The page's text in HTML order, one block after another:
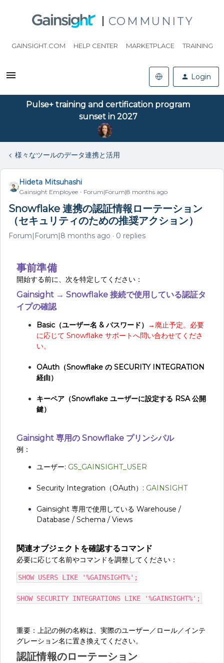
COMMUNITY
GAINSIGHT.COM HELP CENTER MARKETPLACE TRAINING
Login
Pulse+ training and certification program
sunset in 2027
様々なツールのデータ連携と活用
Hideta Mitsuhashi
Gainsight Employee Forum|Forum|8 months ago
Snowflake 連携の認証情報ローテーション
（セキュリティのための推奨アクション）
Forum|Forum|8 months ago 0 replies
事前準備
開始する前に、次を特定してください：
Gainsight → Snowflake 接続で使用している認証タ
イプの確認
Basic（ユーザー名 & パスワード） → 廃止予定。必要
に応じて Snowflake サポートへ問い合わせてくださ
い。
OAuth（Snowflake の SECURITY INTEGRATION
経由）
キーペア（Snowflake ユーザーに設定する RSA 公開
鍵）
Gainsight 専用の Snowflake プリンシパル
例：
ユーザー: GS_GAINSIGHT_USER
Security Integration（OAuth）: GAINSIGHT
Gainsight 専用で使用している Warehouse /
Database / Schema / Views
関連オブジェクトを確認するコマンド
必要に応じて名前やコマンドを調整してください：
SHOW USERS LIKE '%GAINSIGHT%';
SHOW SECURITY INTEGRATIONS LIKE '%GAINSIGHT%';
重要：上記の例の名称は、実際のユーザー／ロール／インテ
グレーション名に置き換えてください。
認証情報のローテーション